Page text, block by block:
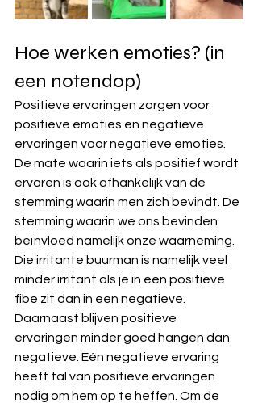
Hoe werken emoties? (in
een notendop)
Positieve ervaringen zorgen voor
positieve emoties en negatieve
ervaringen voor negatieve emoties.
De mate waarin iets als positief wordt
ervaren is ook afhankelijk van de
stemming waarin men zich bevindt. De
stemming waarin we ons bevinden
beïnvloed namelijk onze waarneming.
Die irritante buurman is namelijk veel
minder irritant als je in een positieve
fibe zit dan in een negatieve.
Daarnaast blijven positieve
ervaringen minder goed hangen dan
negatieve. Eén negatieve ervaring
heeft tal van positieve ervaringen
nodig om hem op te heffen. Om de